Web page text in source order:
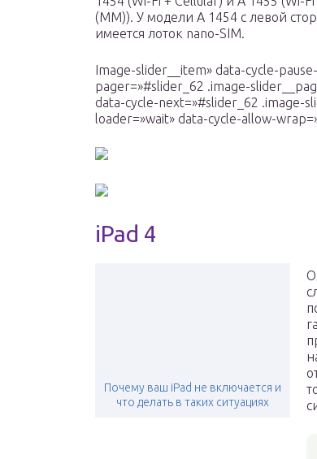
(MM)). У модели A 1454 с левой
имеется лоток nano-SIM.
Image-slider__item» data-cycle-
pager=»#slider_62 .image-
data-cycle-next=»#slider_62 .image-
loader=»wait» data-cycle-allow-
iPad 4
Почему ваш iPad не включается и
что делать в таких ситуациях